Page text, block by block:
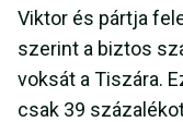
Viktor és pártja
szerint a biztos
voksát a Tiszára.
csak 39